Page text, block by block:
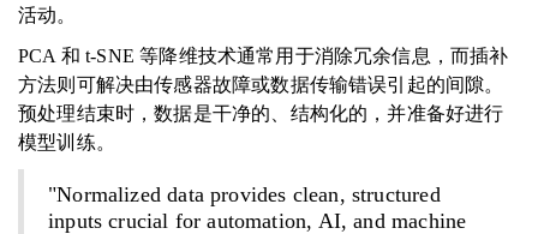
活动。
PCA 和 t-SNE 等降维技术通常用于消除冗余信息，而插补
方法则可解决由传感器故障或数据传输错误引起的间隙。
预处理结束时，数据是干净的、结构化的，并准备好进行
模型训练。
"Normalized data provides clean, structured
inputs crucial for automation, AI, and machine